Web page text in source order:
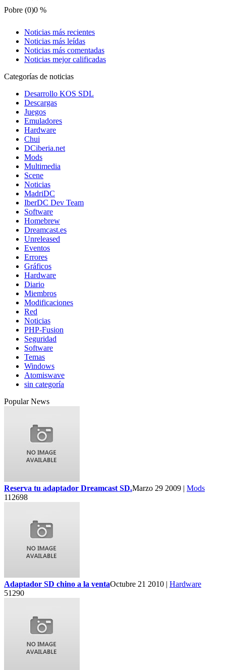
Pobre (0)0 %
Noticias más recientes
Noticias más leídas
Noticias más comentadas
Noticias mejor calificadas
Categorías de noticias
Desarrollo KOS SDL
Descargas
Juegos
Emuladores
Hardware
Chui
DCiberia.net
Mods
Multimedia
Scene
Noticias
MadriDC
IberDC Dev Team
Software
Homebrew
Dreamcast.es
Unreleased
Eventos
Errores
Gráficos
Hardware
Diario
Miembros
Modificaciones
Red
Noticias
PHP-Fusion
Seguridad
Software
Temas
Windows
Atomiswave
sin categoría
Popular News
Reserva tu adaptador Dreamcast SD.Marzo 29 2009 | Mods
112698
Adaptador SD chino a la ventaOctubre 21 2010 | Hardware
51290